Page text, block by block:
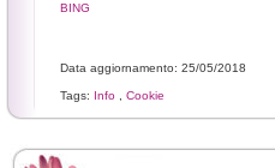
BING
Data aggiornamento: 25/05/2018
Tags: Info Cookie